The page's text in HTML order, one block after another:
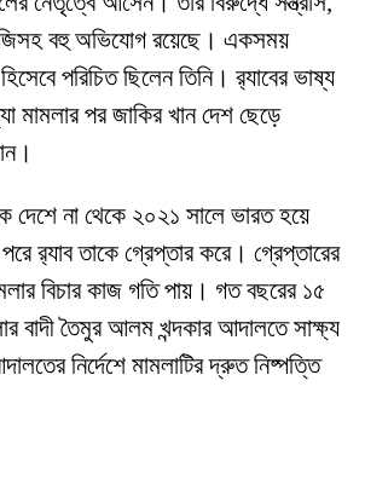
বহু অভিযোগ রয়েছে। একসময়
হিসেবে পরিচিত ছিলেন তিনি। র‌্যাবের ভাষ্য
মামলার পর জাকির খান দেশ ছেড়ে
না থেকে ২০২১ সালে ভারত হয়ে
র‌্যাব তাকে গ্রেপ্তার করে। গ্রেপ্তারের
বিচার কাজ গতি পায়। গত বছরের ১৫
বাদী তৈমুর আলম খন্দকার আদালতে সাক্ষ্য
নির্দেশে মামলাটির দ্রুত নিষ্পত্তি